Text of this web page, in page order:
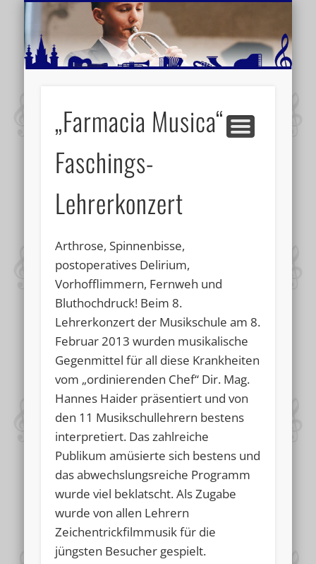
MUSIKSCHULE MARIAZELL
AKTUELLE BERICHTE
SCHULE
VIDEOS
VERANSTALTUNGSTIPPS
WEITERE INFORMATIONEN
„Farmacia Musica“
Faschings-
Lehrerkonzert
Arthrose, Spinnenbisse,
postoperatives Delirium,
Vorhofflimmern, Fernweh und
Bluthochdruck! Beim 8.
Lehrerkonzert der Musikschule am 8.
Februar 2013 wurden musikalische
Gegenmittel für all diese Krankheiten
vom „ordinierenden Chef“ Dir. Mag.
Hannes Haider präsentiert und von
den 11 Musikschullehrern bestens
interpretiert. Das zahlreiche
Publikum amüsierte sich bestens und
das abwechslungsreiche Programm
wurde viel beklatscht. Als Zugabe
wurde von allen Lehrern
Zeichentrickfilmmusik für die
jüngsten Besucher gespielt.